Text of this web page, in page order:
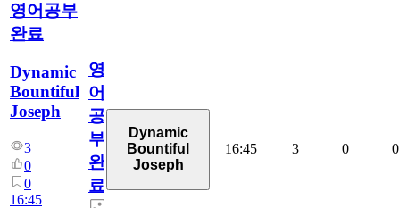
영어공부
완료
Dynamic
Bountiful
Joseph
3
0
0
16:45
영
어
공
부
완
료
Dynamic
Bountiful
Joseph
16:45 3 0 0